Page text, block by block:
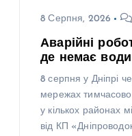
8 Серпня, 2026
Аварійні
де немає
8 серпня у Дніпрі
мережах
у кількох районах
від КП